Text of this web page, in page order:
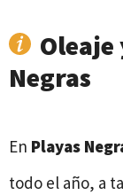
Oleaje
Negras
En Playas
todo el año, a